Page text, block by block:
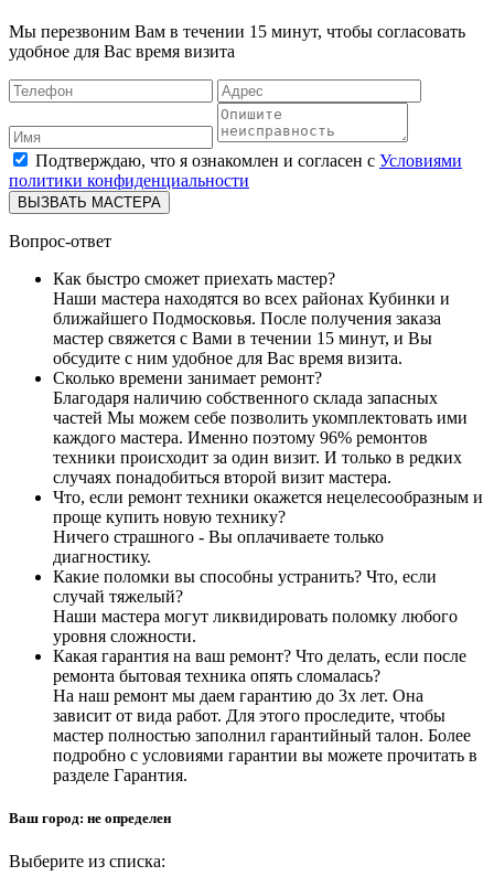
Мы перезвоним Вам в течении 15 минут, чтобы согласовать
удобное для Вас время визита
Подтверждаю, что я ознакомлен и согласен с Условиями
политики конфиденциальности
ВЫЗВАТЬ МАСТЕРА
Вопрос-ответ
Как быстро сможет приехать мастер?
Наши мастера находятся во всех районах Кубинки и
ближайшего Подмосковья. После получения заказа
мастер свяжется с Вами в течении 15 минут, и Вы
обсудите с ним удобное для Вас время визита.
Сколько времени занимает ремонт?
Благодаря наличию собственного склада запасных
частей Мы можем себе позволить укомплектовать ими
каждого мастера. Именно поэтому 96% ремонтов
техники происходит за один визит. И только в редких
случаях понадобиться второй визит мастера.
Что, если ремонт техники окажется нецелесообразным и
проще купить новую технику?
Ничего страшного - Вы оплачиваете только
диагностику.
Какие поломки вы способны устранить? Что, если
случай тяжелый?
Наши мастера могут ликвидировать поломку любого
уровня сложности.
Какая гарантия на ваш ремонт? Что делать, если после
ремонта бытовая техника опять сломалась?
На наш ремонт мы даем гарантию до 3х лет. Она
зависит от вида работ. Для этого проследите, чтобы
мастер полностью заполнил гарантийный талон. Более
подробно с условиями гарантии вы можете прочитать в
разделе Гарантия.
Ваш город: не определен
Выберите из списка: